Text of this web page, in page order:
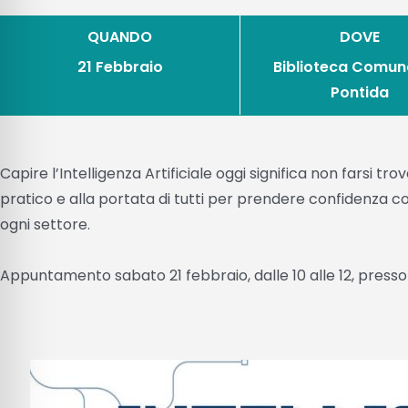
QUANDO
21 Febbraio
DOVE
Biblioteca
Pontida
Capire l’Intelligenza Artificiale oggi significa non farsi
pratico e alla portata di tutti per prendere confidenza
ogni settore.
Appuntamento sabato 21 febbraio, dalle 10 alle 12,